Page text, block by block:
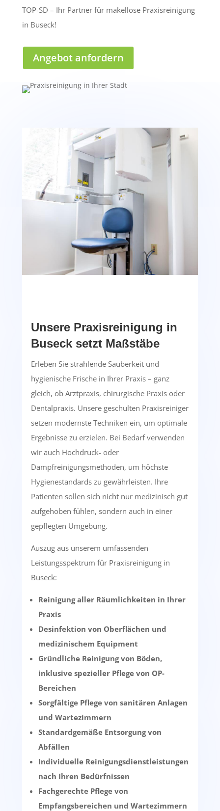
TOP-SD – Ihr Partner für makellose Praxisreinigung
in Buseck!
Angebot anfordern
Unsere Praxisreinigung in
Buseck setzt Maßstäbe
Erleben Sie strahlende Sauberkeit und
hygienische Frische in Ihrer Praxis – ganz
gleich, ob Arztpraxis, chirurgische Praxis oder
Dentalpraxis. Unsere geschulten Praxisreiniger
setzen modernste Techniken ein, um optimale
Ergebnisse zu erzielen. Bei Bedarf verwenden
wir auch Hochdruck- oder
Dampfreinigungsmethoden, um höchste
Hygienestandards zu gewährleisten. Ihre
Patienten sollen sich nicht nur medizinisch gut
aufgehoben fühlen, sondern auch in einer
gepflegten Umgebung.
Auszug aus unserem umfassenden
Leistungsspektrum für Praxisreinigung in
Buseck:
Reinigung aller Räumlichkeiten in Ihrer
Praxis
Desinfektion von Oberflächen und
medizinischem Equipment
Gründliche Reinigung von Böden,
inklusive spezieller Pflege von OP-
Bereichen
Sorgfältige Pflege von sanitären Anlagen
und Wartezimmern
Standardgemäße Entsorgung von
Abfällen
Individuelle Reinigungsdienstleistungen
nach Ihren Bedürfnissen
Fachgerechte Pflege von
Empfangsbereichen und Wartezimmern